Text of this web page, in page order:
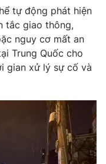
tự động phát hiện
tắc giao thông,
nguy cơ mất an
Trung Quốc cho
gian xử lý sự cố và